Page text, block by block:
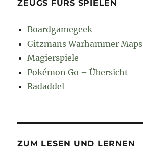
ZEUGS FÜRS SPIELEN
Boardgamegeek
Gitzmans Warhammer Maps
Magierspiele
Pokémon Go – Übersicht
Radaddel
ZUM LESEN UND LERNEN